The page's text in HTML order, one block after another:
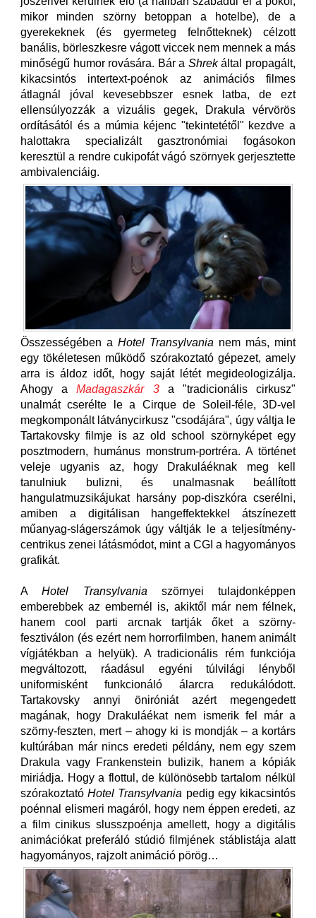
mikor minden szörny betoppan a hotelbe), de a
gyerekeknek (és gyermeteg felnőtteknek) célzott
banális, börleszkesre vágott viccek nem mennek a más
minőségű humor rovására. Bár a Shrekáltal propagált,
kikacsintós intertext-poénok az animációs filmes
átlagnál jóval kevesebbszer esnek latba, de ezt
ellensúlyozzák a vizuális gegek, Drakula vérvörös
ordításától és a múmia kéjenc "tekintetétől" kezdve a
halottakra specializált gasztronómiai fogásokon
keresztül a rendre cukipofát vágó szörnyek gerjesztette
ambivalenciáig.
Összességében a Hotel Transylvania nem más, mint
egy tökéletesen működő szórakoztató gépezet, amely
arra is áldoz időt, hogy saját létét megideologizálja.
Ahogy aMadagaszkár 3a "tradicionális cirkusz"
unalmát cserélte le a Cirque de Soleil-féle, 3D-vel
megkomponált látványcirkusz "csodájára", úgy váltja le
Tartakovsky filmje is az old school szörnyképet egy
posztmodern, humánus monstrum-portréra. A történet
veleje ugyanis az, hogy Drakuláéknak meg kell
tanulniuk bulizni, és unalmasnak beállított
hangulatmuzsikájukat harsány pop-diszkóra cserélni,
amiben a digitálisan hangeffektekkel átszínezett
műanyag-slágerszámok úgy váltják le a teljesítmény-
centrikus zenei látásmódot, mint a CGI a hagyományos
grafikát.
AHotel Transylvaniaszörnyei tulajdonképpen
emberebbek az embernél is, akiktől már nem félnek,
hanem cool parti arcnak tartják őket a szörny-
fesztiválon (és ezért nem horrorfilmben, hanem animált
vígjátékban a helyük). A tradicionális rém funkciója
megváltozott, ráadásul egyéni túlvilági lényből
uniformisként funkcionáló álarcra redukálódott.
Tartakovsky annyi öniróniát azért megengedett
magának, hogy Drakuláékat nem ismerik fel már a
szörny-feszten, mert – ahogy ki is mondják – a kortárs
kultúrában már nincs eredeti példány, nem egy szem
Drakula vagy Frankenstein bulizik, hanem a kópiák
miriádja. Hogy a flottul, de különösebb tartalom nélkül
szórakoztatóHotel Transylvania pedig egy kikacsintós
poénnal elismeri magáról, hogy nem éppen eredeti, az
a film cinikus slusszpoénja amellett, hogy a digitális
animációkat preferáló stúdió filmjének stáblistája alatt
hagyományos, rajzolt animáció pörög…